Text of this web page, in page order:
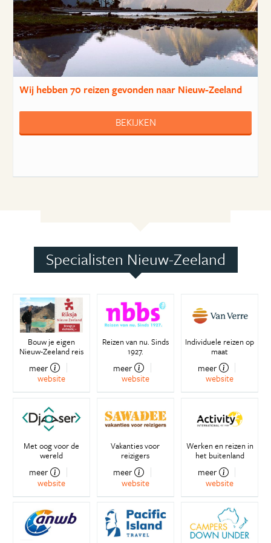
Wij hebben70 reizengevonden naar Nieuw-Zeeland
BEKIJKEN
Specialisten Nieuw-Zeeland
Bouw je eigen
Nieuw-Zeeland reis
meer
website
Reizen van nu. Sinds
1927.
meer
website
Individuele reizen op
maat
meer
website
Met oog voor de
wereld
meer
website
Vakanties voor
reizigers
meer
website
Werken en reizen in
het buitenland
meer
website